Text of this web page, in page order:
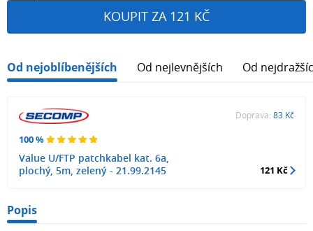
KOUPIT ZA 121 KČ
Od nejoblíbenějších Od nejlevnějších Od
100 %
Value U/FTP patchkabel kat. 6a,
plochý, 5m, zelený - 21.99.2145
Doprava: 83 Kč
121 Kč
Popis